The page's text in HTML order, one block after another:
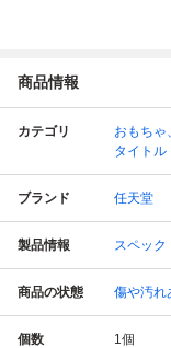
商品情報
カテゴリ おもちゃ
タイトル
ブランド 任天堂
製品情報 スペック
商品の状態 傷や汚れ
個数 1個